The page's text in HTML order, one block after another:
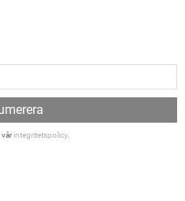
vårintegritetspolicy.